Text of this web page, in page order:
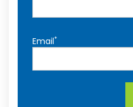
Email*